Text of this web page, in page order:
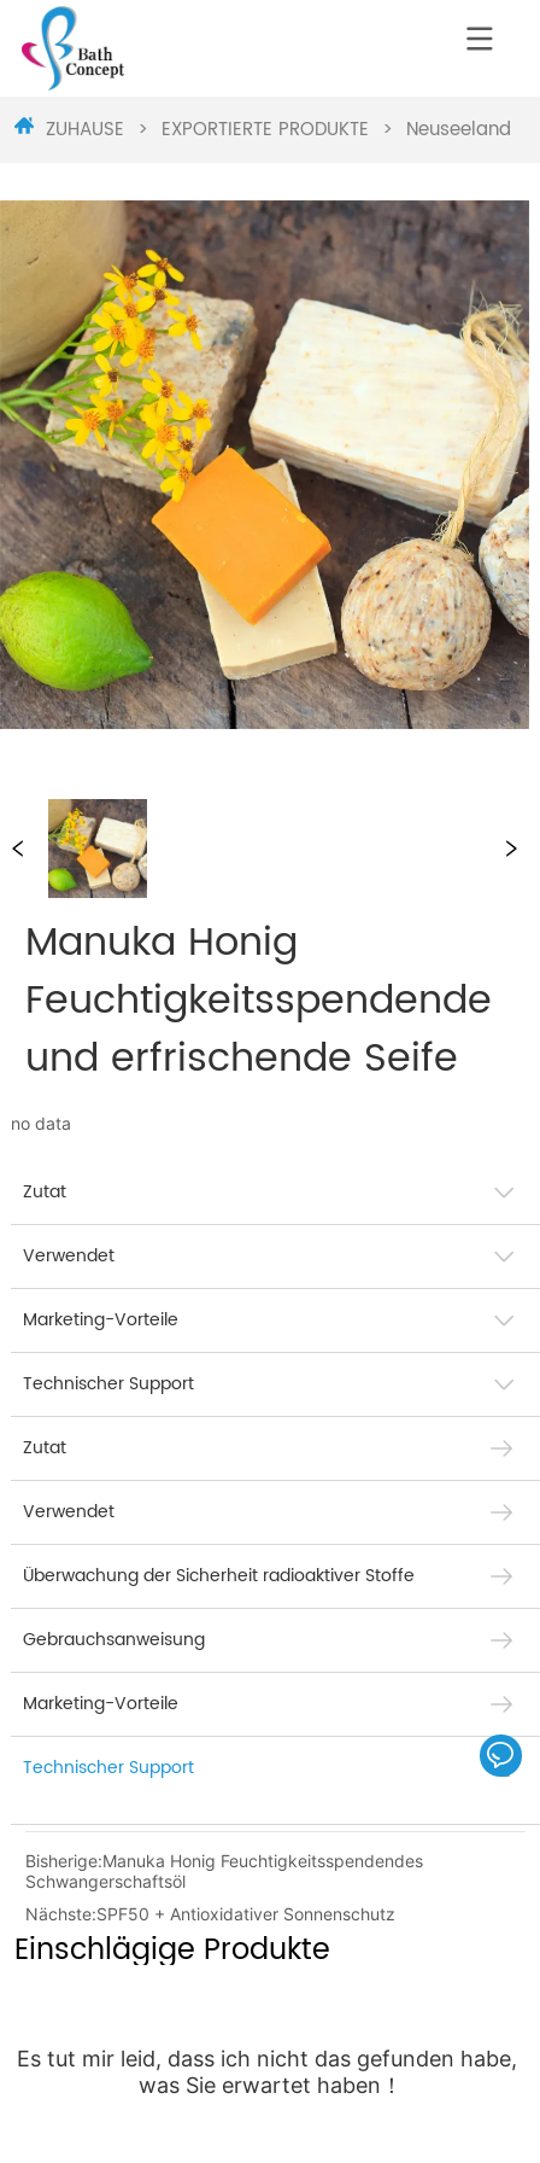
ZUHAUSE > EXPORTIERTE PRODUKTE > Neuseeland
Manuka Honig
Feuchtigkeitsspendende
und erfrischende Seife
no data
Zutat
Verwendet
Marketing-Vorteile
Technischer Support
Zutat
Verwendet
Überwachung der Sicherheit radioaktiver Stoffe
Gebrauchsanweisung
Marketing-Vorteile
Technischer Support
Bisherige:Manuka Honig Feuchtigkeitsspendendes
Schwangerschaftsöl
Nächste:SPF50 + Antioxidativer Sonnenschutz
Einschlägige Produkte
Es tut mir leid, dass ich nicht das gefunden habe,
was Sie erwartet haben！